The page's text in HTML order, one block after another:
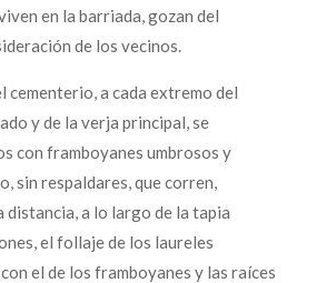
en la barriada, gozan del
de los vecinos.
cementerio, a cada extremo del
y de la verja principal, se
con framboyanes umbrosos y
sin respaldares, que corren,
distancia, a lo largo de la tapia
el follaje de los laureles
el de los framboyanes y las raíces